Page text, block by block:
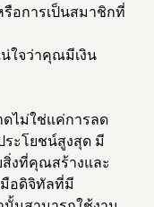
อการเป็นสมาชิกที่
ใจว่าคุณมีเงิน
ไม่ใช่แค่การลด
ระโยชน์สูงสุด มี
งที่คุณสร้างและ
อดิจิทัลที่มี